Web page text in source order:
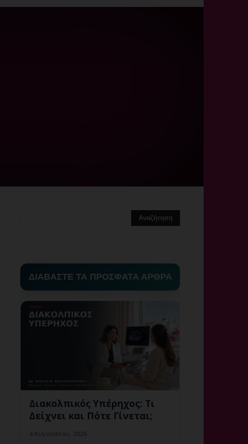
ΔΙΑΒΑΣΤΕ ΤΑ ΠΡΟΣΦΑΤΑ ΑΡΘΡΑ
Διακολπικός Υπέρηχος: Τι
Δείχνει και Πότε Γίνεται;